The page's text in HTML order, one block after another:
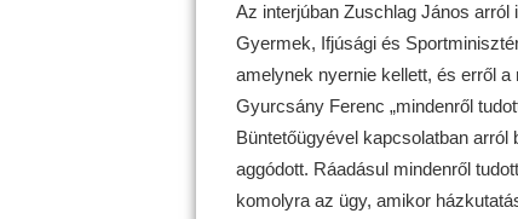
Az interjúban Zuschlag János
Gyermek, Ifjúsági és
amelynek nyernie kellett, és erről a
Gyurcsány Ferenc „mindenről
Büntetőügyével kapcsolatban
aggódott. Ráadásul mindenről
komolyra az ügy, amikor